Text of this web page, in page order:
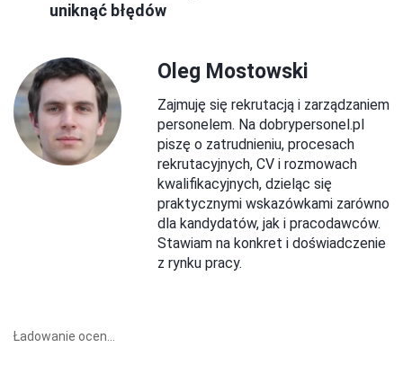
uniknąć błędów
Oleg Mostowski
Zajmuję się rekrutacją i zarządzaniem
personelem. Na dobrypersonel.pl
piszę o zatrudnieniu, procesach
rekrutacyjnych, CV i rozmowach
kwalifikacyjnych, dzieląc się
praktycznymi wskazówkami zarówno
dla kandydatów, jak i pracodawców.
Stawiam na konkret i doświadczenie
z rynku pracy.
Ładowanie ocen...